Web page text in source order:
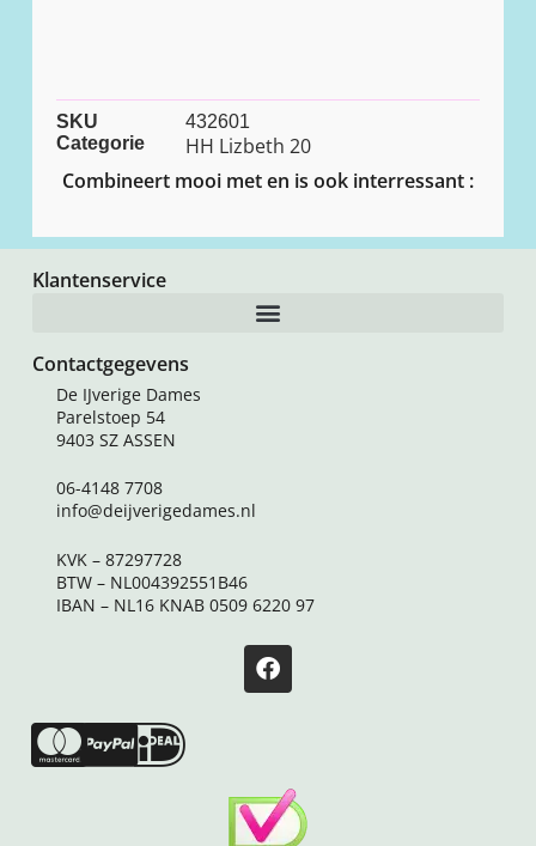
SKU
432601
Categorie
HH Lizbeth 20
Combineert mooi met en is ook interressant :
Klantenservice
Contactgegevens
De IJverige Dames
Parelstoep 54
9403 SZ ASSEN
06-4148 7708
info@deijverigedames.nl
KVK – 87297728
BTW – NL004392551B46
IBAN – NL16 KNAB 0509 6220 97